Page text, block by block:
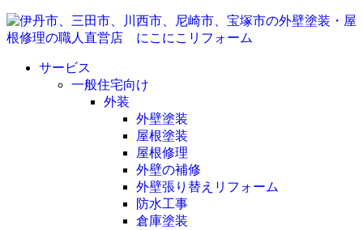
サービス
一般住宅向け
外装
外壁塗装
屋根塗装
屋根修理
外壁の補修
外壁張り替えリフォーム
防水工事
倉庫塗装